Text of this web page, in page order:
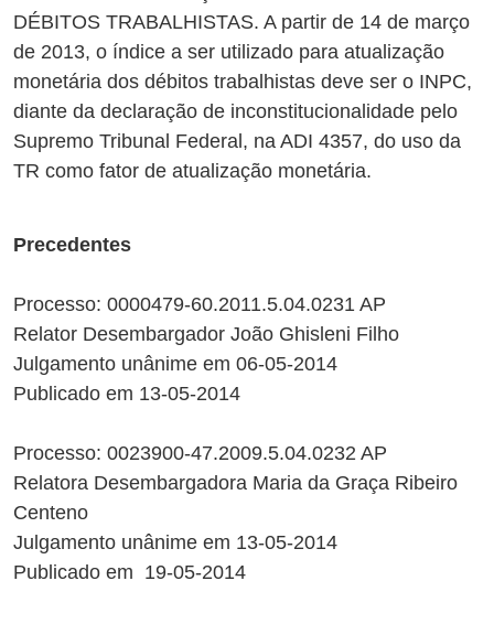
DÉBITOS TRABALHISTAS. A partir de 14 de março
de 2013, o índice a ser utilizado para atualização
monetária dos débitos trabalhistas deve ser o INPC,
diante da declaração de inconstitucionalidade pelo
Supremo Tribunal Federal, na ADI 4357, do uso da
TR como fator de atualização monetária.
Precedentes
Processo: 0000479-60.2011.5.04.0231 AP
Relator Desembargador João Ghisleni Filho
Julgamento unânime em 06-05-2014
Publicado em 13-05-2014
Processo: 0023900-47.2009.5.04.0232 AP
Relatora Desembargadora Maria da Graça Ribeiro
Centeno
Julgamento unânime em 13-05-2014
Publicado em 19-05-2014